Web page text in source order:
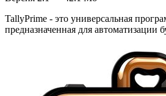
TallyPrime - это универсальная
предназначенная для автоматизации